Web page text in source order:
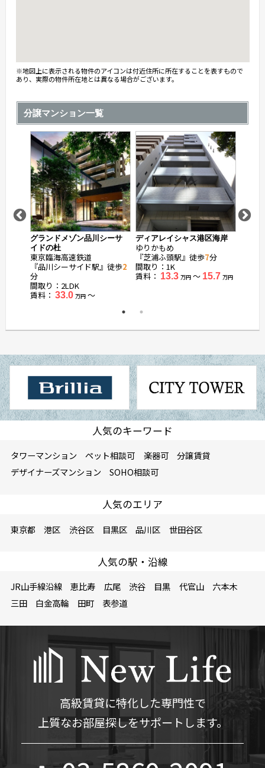
※地図上に表示される物件のアイコンは付近住所に所在することを表すもので
あり、実際の物件所在地とは異なる場合がございます。
分譲マンション一覧
グランドメゾン品川シーサ
イドの杜
東京臨海高速鉄道
『品川シーサイド駅』徒歩2
分
間取り：2LDK
賃料： 33.0 万円 〜
ディアレイシャス港区海岸
ゆりかもめ
『芝浦ふ頭駅』徒歩7分
間取り：1K
賃料： 13.3 万円 〜 15.7 万円
人気のキーワード
タワーマンション ペット相談可 楽器可
分譲賃貸
デザイナーズマンション
SOHO相談可
人気のエリア
東京都 港区 渋谷区 目黒区 品川区 世田谷区
人気の駅・沿線
JR山手線沿線 恵比寿 広尾 渋谷 目黒 代官山
六本木
三田
白金高輪 田町 表参道
高級賃貸に特化した専門性で
上質なお部屋探しをサポートします。